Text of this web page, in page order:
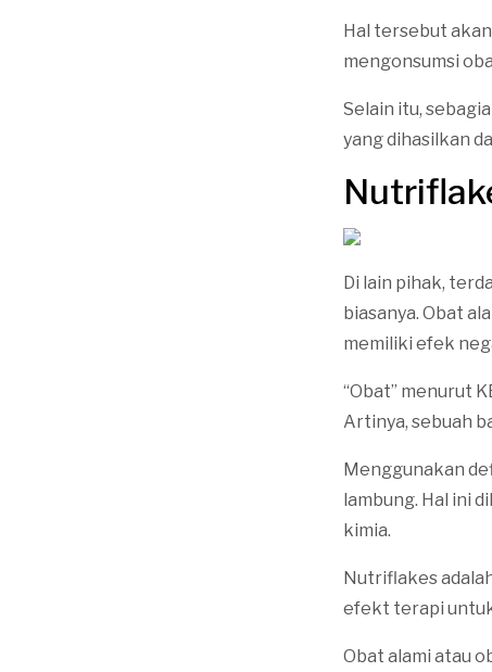
Hal tersebut
mengonsumsi
Selain itu,
yang dihasilkan
Di lain pihak,
biasanya. Obat
memiliki efek
“Obat” menurut
Artinya, sebuah
Menggunakan
lambung. Hal ini
kimia.
Nutriflakes
efekt terapi
Obat alami atau